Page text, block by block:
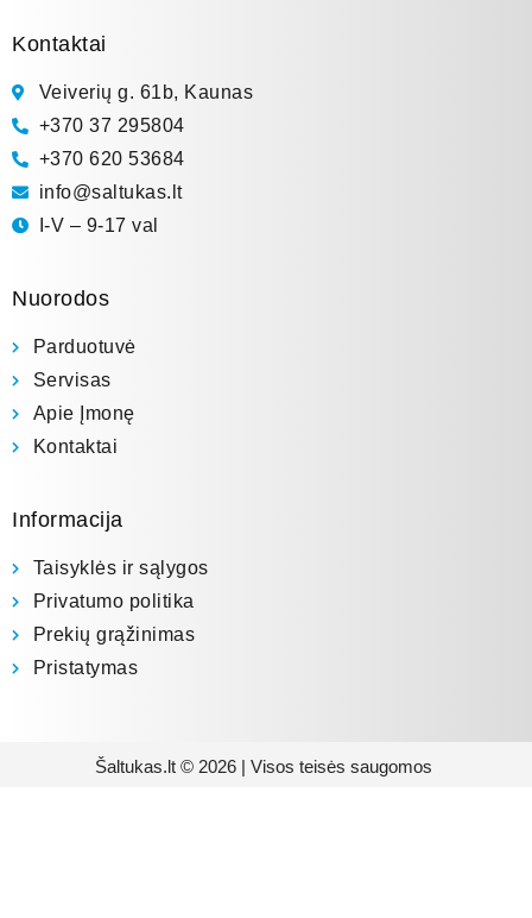
Kontaktai
Veiverių g. 61b, Kaunas
+370 37 295804
+370 620 53684
info@saltukas.lt
I-V – 9-17 val
Nuorodos
Parduotuvė
Servisas
Apie Įmonę
Kontaktai
Informacija
Taisyklės ir sąlygos
Privatumo politika
Prekių grąžinimas
Pristatymas
Šaltukas.lt © 2026 | Visos teisės saugomos